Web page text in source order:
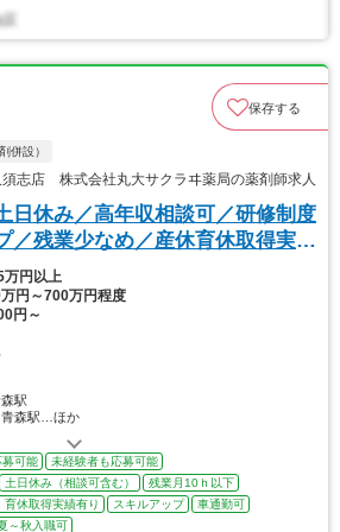
保存する
併設）
志店 株式会社丸大サクラヰ薬局の薬剤師求人
日休み／高年収相談可／研修制度
／残業少なめ／産休育休取得実績
万円以上
万円～700万円程度
円～
駅
青森駅…ほか
募可能
未経験者も応募可能
土日休み（相談可含む）
残業月10ｈ以下
育休取得実績有り スキルアップ
車通勤可
～秋入職可